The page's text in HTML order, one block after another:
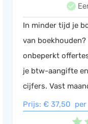
In minder tijd je
van
onbeperkt
je btw-aangifte
cijfers. Vast
Prijs: € 37,50 per